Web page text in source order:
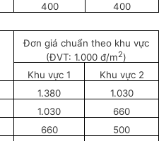
400
400
Đơn giá chuẩn theo khu vực
(ĐVT: 1.000 đ/m2)
Khu vực 1
Khu vực 2
1.380
1.030
1.030
660
660
500